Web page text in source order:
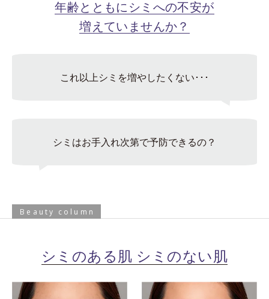
年齢とともにシミへの不安が
増えていませんか？
これ以上シミを増やしたくない･･･
シミはお手入れ次第で予防できるの？
Beauty column
シミのある肌 シミのない肌